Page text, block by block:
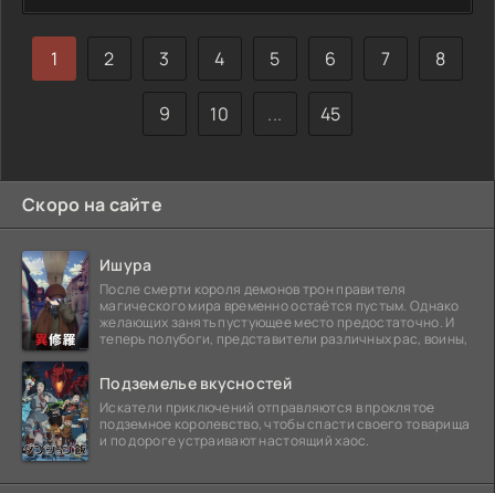
отомстить графу, не зная, что на самом деле D — дампир,
плод союза вампира-аристократа и простой смертной.
1 2 3 4 5 6 7 8
9 10 ... 45
Скоро на сайте
Ишура
После смерти короля демонов трон правителя
магического мира временно остаётся пустым. Однако
желающих занять пустующее место предостаточно. И
теперь полубоги, представители различных рас, воины,
Подземелье вкусностей
Искатели приключений отправляются в проклятое
подземное королевство, чтобы спасти своего товарища
и по дороге устраивают настоящий хаос.